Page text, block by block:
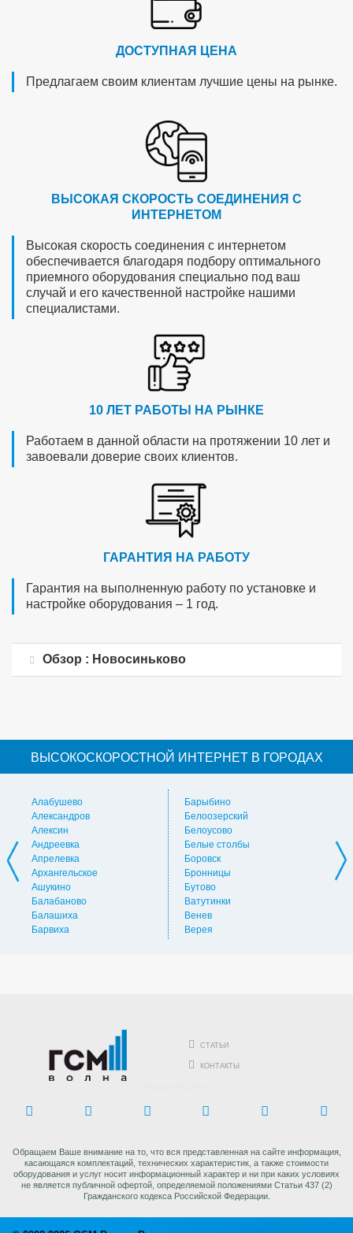
ДОСТУПНАЯ ЦЕНА
Предлагаем своим клиентам лучшие цены на рынке.
ВЫСОКАЯ СКОРОСТЬ СОЕДИНЕНИЯ С
ИНТЕРНЕТОМ
Высокая скорость соединения с интернетом
обеспечивается благодаря подбору оптимального
приемного оборудования специально под ваш
случай и его качественной настройке нашими
специалистами.
10 ЛЕТ РАБОТЫ НА РЫНКЕ
Работаем в данной области на протяжении 10 лет и
завоевали доверие своих клиентов.
ГАРАНТИЯ НА РАБОТУ
Гарантия на выполненную работу по установке и
настройке оборудования – 1 год.
Обзор : Новосиньково
ВЫСОКОСКОРОСТНОЙ ИНТЕРНЕТ В ГОРОДАХ
Алабушево
Александров
Алексин
Андреевка
Апрелевка
Архангельское
Ашукино
Балабаново
Балашиха
Барвиха
Барыбино
Белоозерский
Белоусово
Белые столбы
Боровск
Бронницы
Бутово
Ватутинки
Венев
Верея
СТАТЬИ
КОНТАКТЫ
Обращаем Ваше внимание на то, что вся представленная на сайте информация,
касающаяся комплектаций, технических характеристик, а также стоимости
оборудования и услуг носит информационный характер и ни при каких условиях
не является публичной офертой, определяемой положениями Статьи 437 (2)
Гражданского кодекса Российской Федерации.